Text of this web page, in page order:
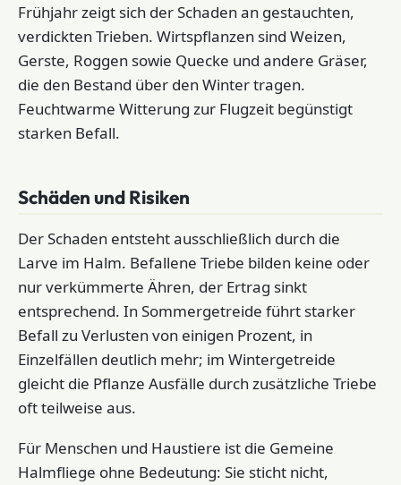
Frühjahr zeigt sich der Schaden an gestauchten,
verdickten Trieben. Wirtspflanzen sind Weizen,
Gerste, Roggen sowie Quecke und andere Gräser,
die den Bestand über den Winter tragen.
Feuchtwarme Witterung zur Flugzeit begünstigt
starken Befall.
Schäden und Risiken
Der Schaden entsteht ausschließlich durch die
Larve im Halm. Befallene Triebe bilden keine oder
nur verkümmerte Ähren, der Ertrag sinkt
entsprechend. In Sommergetreide führt starker
Befall zu Verlusten von einigen Prozent, in
Einzelfällen deutlich mehr; im Wintergetreide
gleicht die Pflanze Ausfälle durch zusätzliche Triebe
oft teilweise aus.
Für Menschen und Haustiere ist die Gemeine
Halmfliege ohne Bedeutung: Sie sticht nicht,